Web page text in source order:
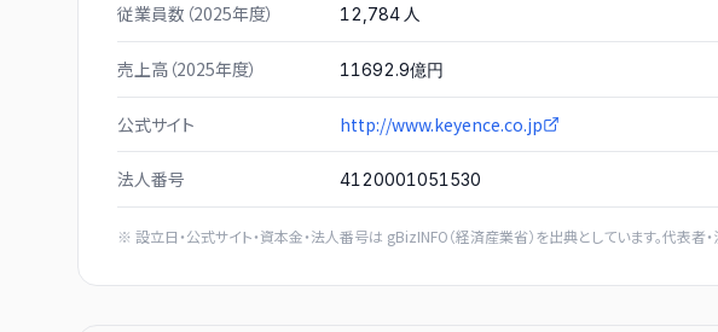
従業員数（2025年度） 12,784人
売上高（2025年度） 11692.9億円
公式サイト http://www.keyence.co.jp
法人番号 4120001051530
※ 設立日・公式サイト・資本金・法人番号は gBizINFO（経済産業省）を出典としています。代表者